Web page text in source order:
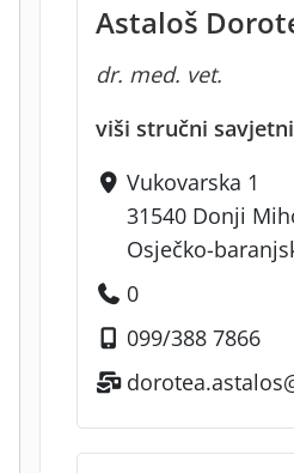
Astaloš
dr. med. vet.
viši stručni
Vukovarska 1
31540 Donji
Osječko-
0
099/388 7866